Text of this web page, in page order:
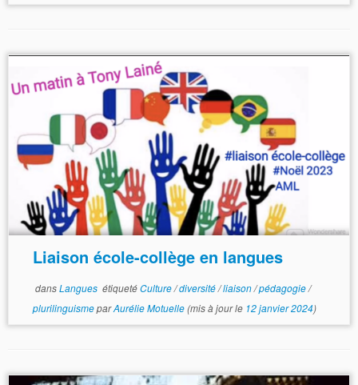
Liaison école-collège en langues
dansLangues étiquetéCulture/diversité/liaison/pédagogie/
plurilinguismeparAurélie Motuelle(mis à jour le 12 janvier 2024)